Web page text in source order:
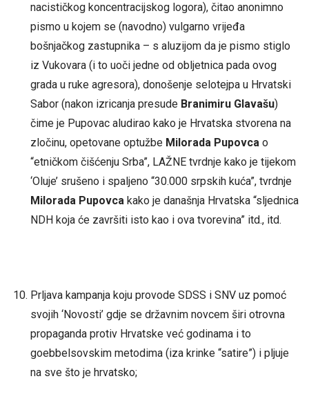
nacističkog koncentracijskog logora), čitao anonimno
pismo u kojem se (navodno) vulgarno vrijeđa
bošnjačkog zastupnika – s aluzijom da je pismo stiglo
iz Vukovara (i to uoči jedne od obljetnica pada ovog
grada u ruke agresora), donošenje selotejpa u Hrvatski
Sabor (nakon izricanja presude Branimiru Glavašu)
čime je Pupovac aludirao kako je Hrvatska stvorena na
zločinu, opetovane optužbe Milorada Pupovcao
“etničkom čišćenju Srba”, LAŽNE tvrdnje kako je tijekom
‘Oluje’ srušeno i spaljeno “30.000 srpskih kuća”, tvrdnje
Milorada Pupovcakako je današnja Hrvatska “sljednica
NDH koja će završiti isto kao i ova tvorevina” itd., itd.
Prljava kampanja koju provode SDSS i SNV uz pomoć
svojih ‘Novosti’ gdje se državnim novcem širi otrovna
propaganda protiv Hrvatske već godinama i to
goebbelsovskim metodima (iza krinke “satire”) i pljuje
na sve što je hrvatsko;